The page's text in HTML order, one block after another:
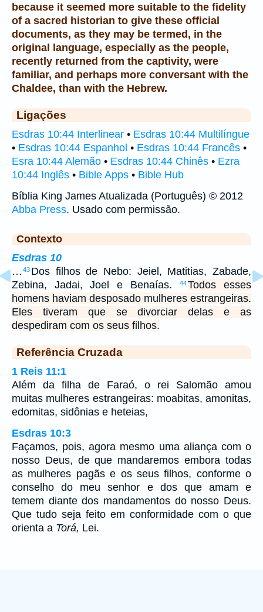
because it seemed more suitable to the fidelity
of a sacred historian to give these official
documents, as they may be termed, in the
original language, especially as the people,
recently returned from the captivity, were
familiar, and perhaps more conversant with the
Chaldee, than with the Hebrew.
Ligações
Esdras 10:44 Interlinear • Esdras 10:44 Multilíngue
• Esdras 10:44 Espanhol • Esdras 10:44 Francês •
Esra 10:44 Alemão • Esdras 10:44 Chinês • Ezra
10:44 Inglês • Bible Apps • Bible Hub
Bíblia King James Atualizada (Português) © 2012
Abba Press. Usado com permissão.
Contexto
Esdras 10
… 43 Dos filhos de Nebo: Jeiel, Matitias, Zabade,
Zebina, Jadai, Joel e Benaías.
44Todos esses
homens haviam desposado mulheres estrangeiras.
Eles tiveram que se divorciar delas e as
despediram com os seus filhos.
Referência Cruzada
1 Reis 11:1
Além da filha de Faraó, o rei Salomão amou
muitas mulheres estrangeiras: moabitas, amonitas,
edomitas, sidônias e heteias,
Esdras 10:3
Façamos, pois, agora mesmo uma aliança com o
nosso Deus, de que mandaremos embora todas
as mulheres pagãs e os seus filhos, conforme o
conselho do meu senhor e dos que amam e
temem diante dos mandamentos do nosso Deus.
Que tudo seja feito em conformidade com o que
orienta a Torá, Lei.